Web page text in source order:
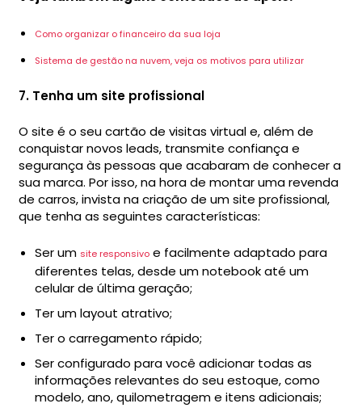
Como organizar o financeiro da sua loja
Sistema de gestão na nuvem, veja os motivos para utilizar
7. Tenha um site profissional
O site é o seu cartão de visitas virtual e, além de
conquistar novos leads, transmite confiança e
segurança às pessoas que acabaram de conhecer a
sua marca. Por isso, na hora de montar uma revenda
de carros, invista na criação de um site profissional,
que tenha as seguintes características:
Ser um site responsivo e facilmente adaptado para
diferentes telas, desde um notebook até um
celular de última geração;
Ter um layout atrativo;
Ter o carregamento rápido;
Ser configurado para você adicionar todas as
informações relevantes do seu estoque, como
modelo, ano, quilometragem e itens adicionais;